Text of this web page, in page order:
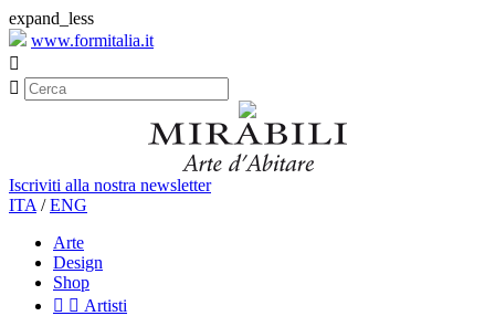
expand_less
www.formitalia.it


Iscriviti alla nostra newsletter
ITA /ENG
Arte
Design
Shop
  Artisti